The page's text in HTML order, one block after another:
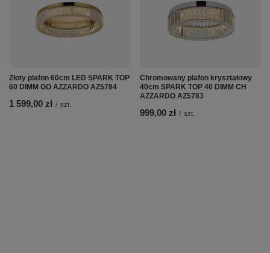
Złoty plafon 60cm LED SPARK TOP
60 DIMM GO AZZARDO AZ5784
1 599,00 zł / szt.
Chromowany plafon kryształowy
40cm SPARK TOP 40 DIMM CH
AZZARDO AZ5783
999,00 zł / szt.